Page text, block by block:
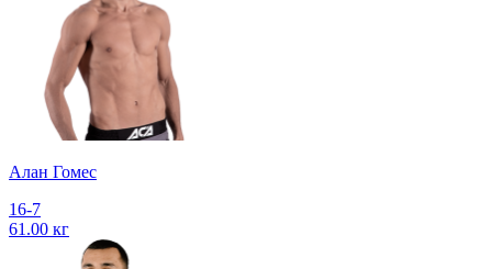
Алан Гомес
16-7
61.00 кг